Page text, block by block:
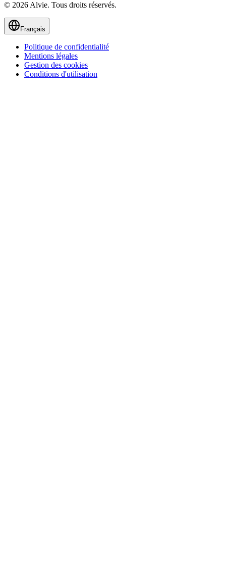
© 2026 Alvie. Tous droits réservés.
Français
Politique de confidentialité
Mentions légales
Gestion des cookies
Conditions d'utilisation